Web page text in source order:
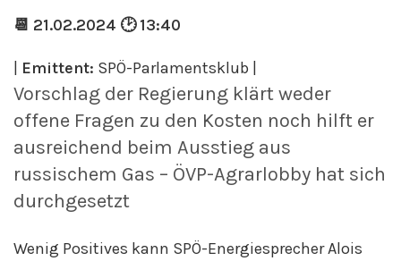
📆 21.02.2024 🕑 13:40
Emittent: SPÖ-Parlamentsklub |
Vorschlag der Regierung klärt weder
offene Fragen zu den Kosten noch hilft er
ausreichend beim Ausstieg aus
russischem Gas – ÖVP-Agrarlobby hat sich
durchgesetzt
Wenig Positives kann SPÖ-Energiesprecher Alois